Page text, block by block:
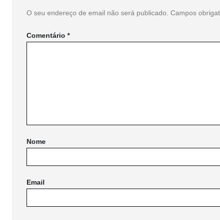
O seu endereço de email não será publicado. Campos
Comentário *
Nome
Email